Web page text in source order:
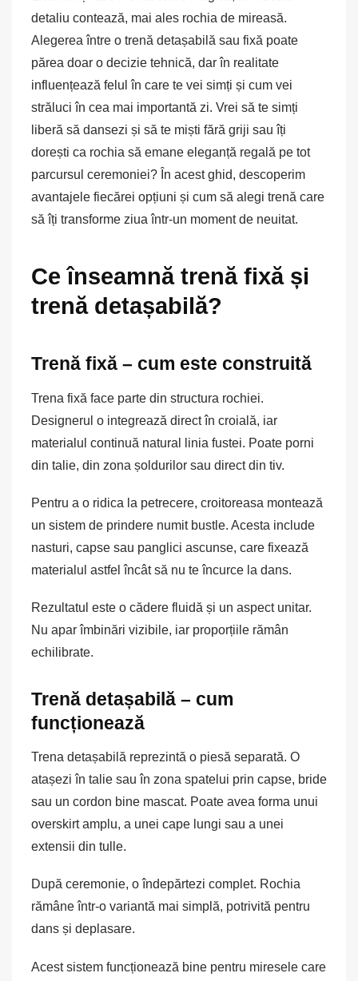
detaliu contează, mai ales rochia de mireasă.
Alegerea între o trenă detașabilă sau fixă poate
părea doar o decizie tehnică, dar în realitate
influențează felul în care te vei simți și cum vei
străluci în cea mai importantă zi. Vrei să te simți
liberă să dansezi și să te miști fără griji sau îți
dorești ca rochia să emane eleganță regală pe tot
parcursul ceremoniei? În acest ghid, descoperim
avantajele fiecărei opțiuni și cum să alegi trenă care
să îți transforme ziua într-un moment de neuitat.
Ce înseamnă trenă fixă și
trenă detașabilă?
Trenă fixă – cum este construită
Trena fixă face parte din structura rochiei.
Designerul o integrează direct în croială, iar
materialul continuă natural linia fustei. Poate porni
din talie, din zona șoldurilor sau direct din tiv.
Pentru a o ridica la petrecere, croitoreasa montează
un sistem de prindere numit bustle. Acesta include
nasturi, capse sau panglici ascunse, care fixează
materialul astfel încât să nu te încurce la dans.
Rezultatul este o cădere fluidă și un aspect unitar.
Nu apar îmbinări vizibile, iar proporțiile rămân
echilibrate.
Trenă detașabilă – cum
funcționează
Trena detașabilă reprezintă o piesă separată. O
atașezi în talie sau în zona spatelui prin capse, bride
sau un cordon bine mascat. Poate avea forma unui
overskirt amplu, a unei cape lungi sau a unei
extensii din tulle.
După ceremonie, o îndepărtezi complet. Rochia
rămâne într-o variantă mai simplă, potrivită pentru
dans și deplasare.
Acest sistem funcționează bine pentru miresele care